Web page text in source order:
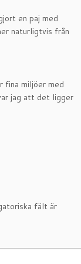
en paj med
naturligtvis från
fina miljöer med
jag att det ligger
fält är